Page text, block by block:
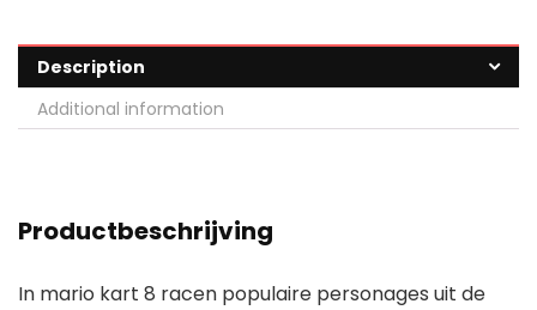
Description
Additional information
Productbeschrijving
In mario kart 8 racen populaire personages uit de